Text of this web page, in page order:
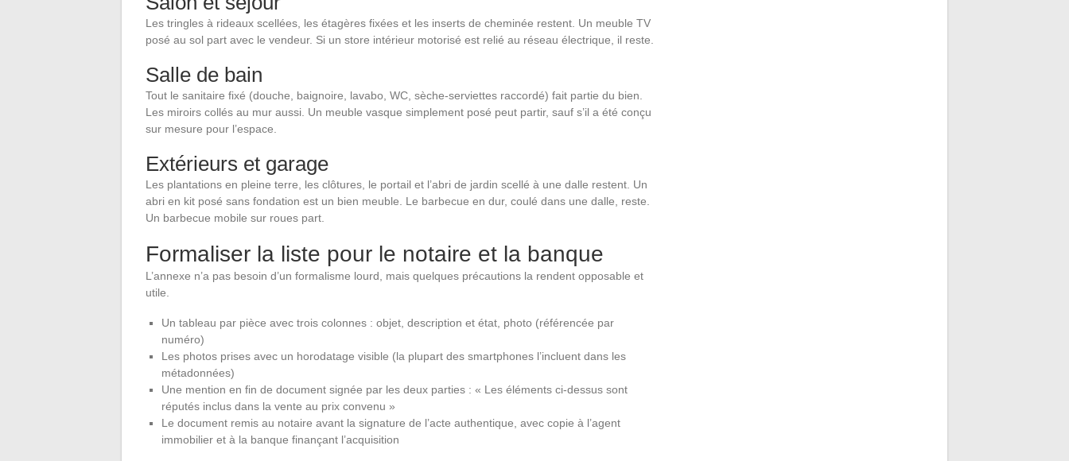
Les tringles à rideaux scellées, les étagères fixées et les inserts de cheminée restent. Un meuble TV
posé au sol part avec le vendeur. Si un store intérieur motorisé est relié au réseau électrique, il reste.
Salle de bain
Tout le sanitaire fixé (douche, baignoire, lavabo, WC, sèche-serviettes raccordé) fait partie du bien.
Les miroirs collés au mur aussi. Un meuble vasque simplement posé peut partir, sauf s’il a été conçu
sur mesure pour l’espace.
Extérieurs et garage
Les plantations en pleine terre, les clôtures, le portail et l’abri de jardin scellé à une dalle restent. Un
abri en kit posé sans fondation est un bien meuble. Le barbecue en dur, coulé dans une dalle, reste.
Un barbecue mobile sur roues part.
Formaliser la liste pour le notaire et la banque
L’annexe n’a pas besoin d’un formalisme lourd, mais quelques précautions la rendent opposable et
utile.
Un tableau par pièce avec trois colonnes : objet, description et état, photo (référencée par
numéro)
Les photos prises avec un horodatage visible (la plupart des smartphones l’incluent dans les
métadonnées)
Une mention en fin de document signée par les deux parties : « Les éléments ci-dessus sont
réputés inclus dans la vente au prix convenu »
Le document remis au notaire avant la signature de l’acte authentique, avec copie à l’agent
immobilier et à la banque finançant l’acquisition